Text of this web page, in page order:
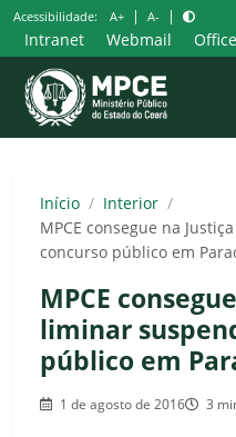
Pular
para
o
conteúdo
Acessibilidade: A+ | A- |
Intranet Webmail
Início / Interior /
MPCE consegue na
concurso público em
MPCE
liminar
público em
1 de agosto de 2016 3